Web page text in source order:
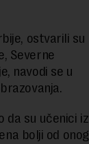
ostvarili su
Severne
navodi se u
da su učenici iz
bolji od onog